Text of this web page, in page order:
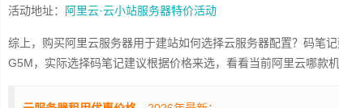
活动地址：
阿里云·云小站服务器特价活动
综上，购买阿里云服务器用于建站如何选择云服务器配置？码笔
G5M，实际选择码笔记建议根据价格来选，看看当前阿里云哪款